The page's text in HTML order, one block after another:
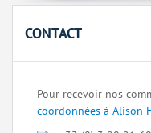
CONTACT
Pour recevoir nos
coordonnées à Alison